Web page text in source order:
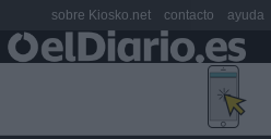
sobre Kiosko.net contacto ayuda